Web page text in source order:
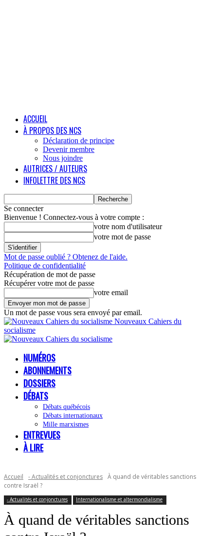
ACCUEIL
À PROPOS DES NCS
Déclaration de principe
Devenir membre
Nous joindre
AUTRICES / AUTEURS
INFOLETTRE DES NCS
Se connecter
Bienvenue ! Connectez-vous à votre compte :
votre nom d'utilisateur
votre mot de passe
Mot de passe oublié ? Obtenez de l'aide.
Politique de confidentialité
Récupération de mot de passe
Récupérer votre mot de passe
votre email
Un mot de passe vous sera envoyé par email.
Nouveaux Cahiers du
socialisme
NUMÉROS
ABONNEMENTS
DOSSIERS
DÉBATS
Débats québécois
Débats internationaux
Mille marxismes
ENTREVUES
À LIRE
Accueil - Actualités et conjonctures À quand de véritables sanctions
contre Israël ?
- Actualités et conjonctures Internationalisme et altermondialisme
À quand de véritables sanctions